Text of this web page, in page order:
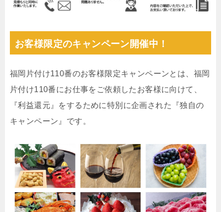
お客様限定のキャンペーン開催中！
福岡片付け110番のお客様限定キャンペーンとは、福岡
片付け110番にお仕事をご依頼したお客様に向けて、
『利益還元』をするために特別に企画された『独自の
キャンペーン』です。